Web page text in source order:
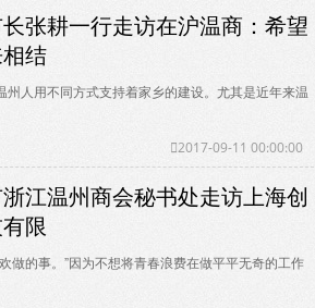
长张耕一行走访在沪温商：希望
结
州人用不同方式支持着家乡的建设。尤其是近年来温
2017-09-11 00:00:00
浙江温州商会秘书处走访上海创
限
做的事。”因为不想将青春浪费在做平平无奇的工作